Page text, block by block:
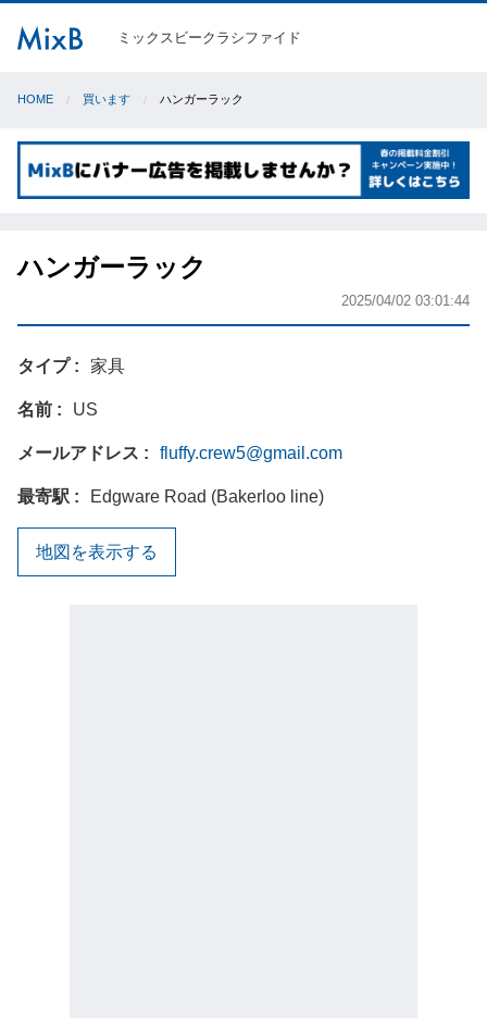
ミックスビークラシファイド
HOME 買います ハンガーラック
ハンガーラック
2025/04/02 03:01:44
タイプ 家具
名前 US
メールアドレス fluffy.crew5@gmail.com
最寄駅 Edgware Road (Bakerloo line)
地図を表示する